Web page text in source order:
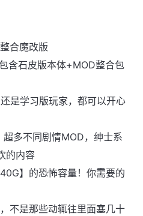
合魔改版
含石皮版本体+MOD整合包
是学习版玩家，都可以开心
多不同剧情MOD，绅士系
的内容
】的恐怖容量！你需要的
不是那些动辄往里面塞几十